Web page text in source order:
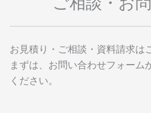
お見積り・ご相談・資料請求は
まずは、お問い合わせフォーム
ください。